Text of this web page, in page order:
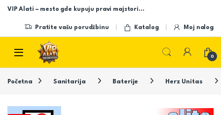
Skip to navigation
Skip to content
VIP Alati – mesto gde kupuju pravi majstori…
Pratite vašu porudžbinu Katalog Moj nalog
Open
0
Početna Sanitarija Baterije Herz Unitas